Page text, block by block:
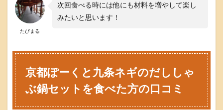
たびまる
次回食べる時には他にも材料を増やして楽し
みたいと思います！
京都ぽーくと九条ネギのだししゃ
ぶ鍋セットを食べた方の口コミ